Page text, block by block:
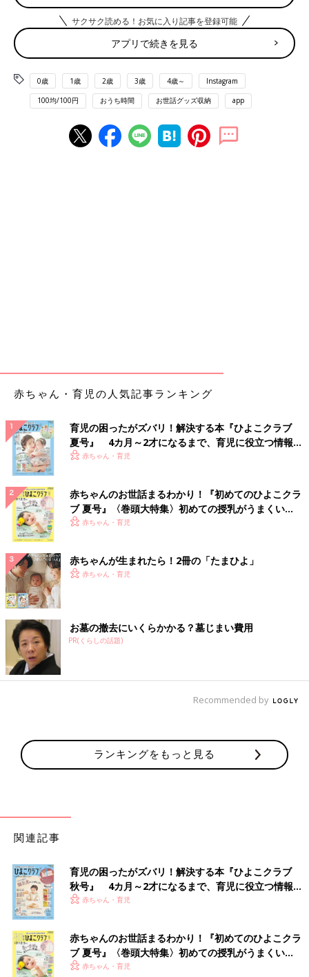
出典：Instagramアカウント「hita_no_ouchi」
ひたさんは「折り畳み式ランドリーバスケット」を購入。フック
れモノなんだとか！折りたたんでカチッと止まる設計になってい
るので、使わない時は省スペースに♪ 服の一時置きや、別のもの
を収納するのにも便利ですね。⁡
サクサク読める！お気に入り記事を登録可能
アプリで続きを見る
0歳 1歳 2歳 3歳 4歳～ Instagram
100均/100円 おうち時間 お世話グッズ収納 app
赤ちゃん・育児の人気記事ランキング
育児の困ったがズバリ！解決する本『ひよこクラブ
夏号』 4カ月～2才になるまで、育児に役立つ情報が
いっぱい！
赤ちゃん・育児
赤ちゃんのお世話まるわかり！『初めてのひよこクラ
ブ 夏号』〈巻頭大特集〉初めての授乳がうまくい
く！ おっぱい・ミルクの基本と夏のトラブル 解決テ
赤ちゃん・育児
赤ちゃんが生まれたら！2冊の「たまひよ」
赤ちゃん・育児
お墓の撤去にいくらかかる？墓じまい費用
PR(くらしの話題)
Recommended by
ランキングをもっと見る
関連記事
育児の困ったがズバリ！解決する本『ひよこクラブ
秋号』 4カ月～2才になるまで、育児に役立つ情報が
いっぱい！
赤ちゃん・育児
赤ちゃんのお世話まるわかり！『初めてのひよこクラ
ブ 夏号』〈巻頭大特集〉初めての授乳がうまくい
く！ おっぱい・ミルクの基本と夏のトラブル 解決テ
赤ちゃん・育児